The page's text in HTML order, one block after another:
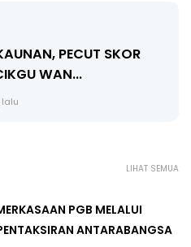
PECUT SKOR
WAN...
LIHAT SEMUA
PGB MELALUI
ANTARABANGSA